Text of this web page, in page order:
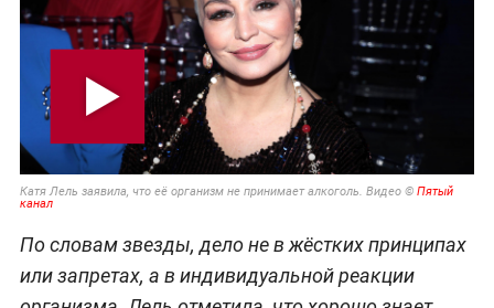
Катя Лель заявила, что её организм не принимает алкоголь. Видео © Пятый
канал
По словам звезды, дело не в жёстких принципах
или запретах, а в индивидуальной реакции